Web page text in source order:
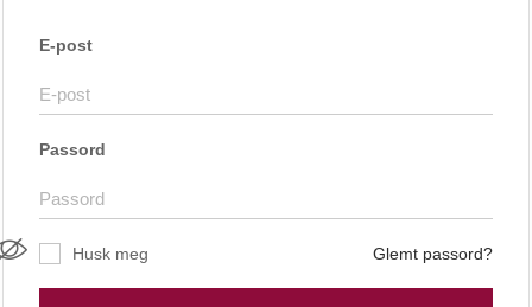
E-post
Passord
Husk meg Glemt passord?